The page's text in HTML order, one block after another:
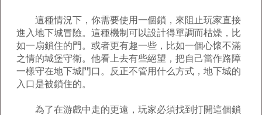
這種情況下，你需要使用一個鎖，來阻止玩家直接
進入地下城冒險。這種機制可以設計得單調而枯燥，比
如一扇鎖住的門。或者更有趣一些，比如一個心懷不滿
之情的城堡守衛。他看上去有些絕望，把自己當作路障
一樣守在地下城門口。反正不管用什么方式，地下城的
入口是被鎖住的。
為了在游戲中走的更遠，玩家必須找到打開這個鎖